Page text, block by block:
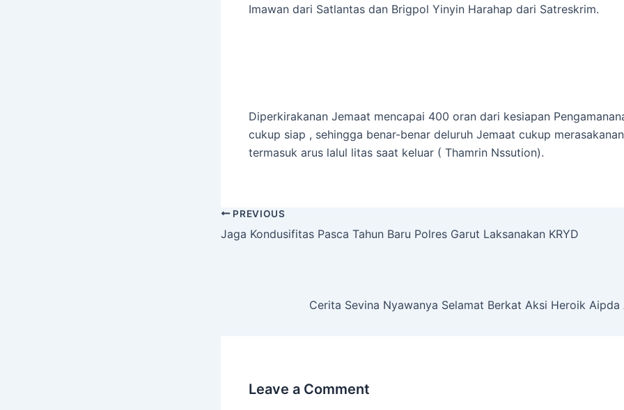
Imawan dari Satlantas dan Brigpol Yinyin Harahap dari Satreskrim.
Diperkirakanan Jemaat mencapai 400 oran dari kesiapan
cukup siap , sehingga benar-benar deluruh Jemaat cukup
termasuk arus lalul litas saat keluar ( Thamrin Nssution).
PREVIOUS
Jaga Kondusifitas Pasca Tahun Baru Polres Garut Laksanakan KRYD
Cerita Sevina Nyawanya Selamat Berkat Aksi Heroik
Leave a Comment